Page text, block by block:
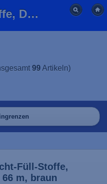
Klebstoffe, Dichtstoffe & Füllstoffe günstig kaufen | BFL-Versand
99Artikeln)
Füll-Stoffe,
m, braun